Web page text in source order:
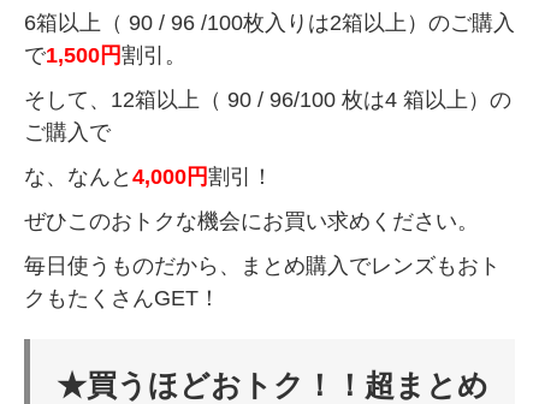
6箱以上（ 90 / 96 /100枚入りは2箱以上）のご購入
で1,500円割引。
そして、12箱以上（ 90 / 96/100 枚は4 箱以上）の
ご購入で
な、なんと 4,000円割引！
ぜひこのおトクな機会にお買い求めください。
毎日使うものだから、まとめ購入でレンズもおト
クもたくさんGET！
★買うほどおトク！！超まとめ